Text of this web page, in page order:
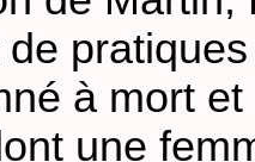
de
à mort
une